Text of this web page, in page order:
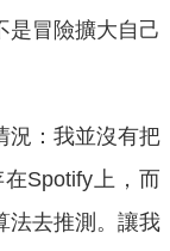
是冒險擴大自己
況：我並沒有把
Spotify上，而
法去推測。讓我